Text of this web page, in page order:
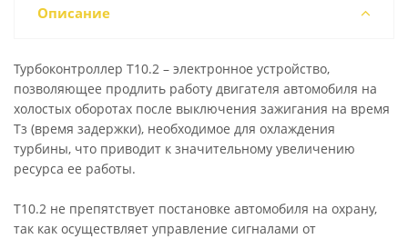
Описание
Турбоконтроллер Т10.2 – электронное устройство,
позволяющее продлить работу двигателя автомобиля на
холостых оборотах после выключения зажигания на время
Тз (время задержки), необходимое для охлаждения
турбины, что приводит к значительному увеличению
ресурса ее работы.
Т10.2 не препятствует постановке автомобиля на охрану,
так как осуществляет управление сигналами от